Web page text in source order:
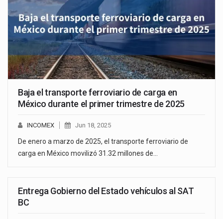
Baja el transporte ferroviario de carga en
México durante el primer trimestre de 2025
INCOMEX Jun 18, 2025
De enero a marzo de 2025, el transporte ferroviario de
carga en México movilizó 31.32 millones de…
Entrega Gobierno del Estado vehículos al SAT
BC